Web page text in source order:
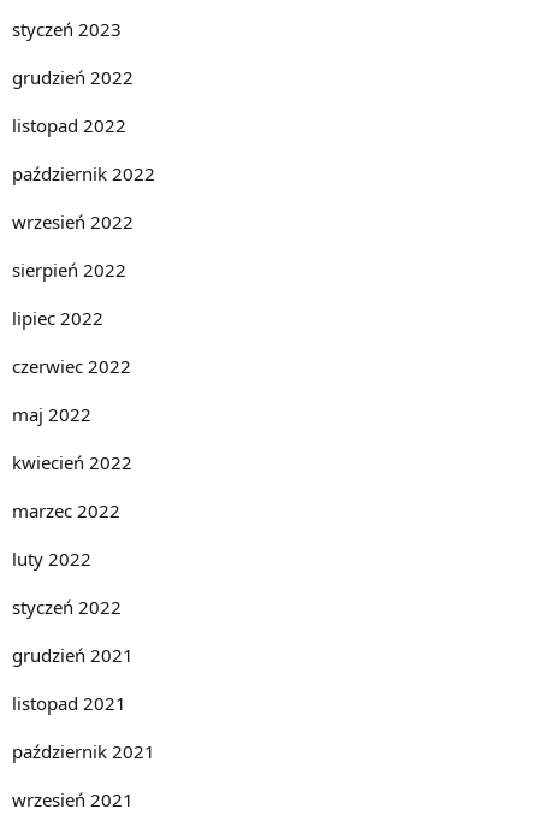
styczeń 2023
grudzień 2022
listopad 2022
październik 2022
wrzesień 2022
sierpień 2022
lipiec 2022
czerwiec 2022
maj 2022
kwiecień 2022
marzec 2022
luty 2022
styczeń 2022
grudzień 2021
listopad 2021
październik 2021
wrzesień 2021